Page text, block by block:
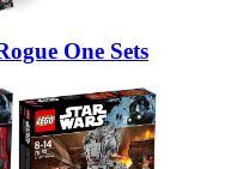
One Sets